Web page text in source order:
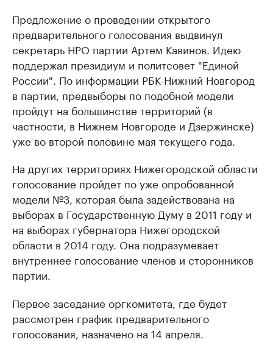
Предложение о проведении открытого
предварительного голосования выдвинул
секретарь НРО партии Артем Кавинов. Идею
поддержал президиум и политсовет "Единой
России". По информации РБК-Нижний Новгород
в партии, предвыборы по подобной модели
пройдут на большинстве территорий (в
частности, в Нижнем Новгороде и Дзержинске)
уже во второй половине мая текущего года.
На других территориях Нижегородской области
голосование пройдет по уже опробованной
модели №3, которая была задействована на
выборах в Государственную Думу в 2011 году и
на выборах губернатора Нижегородской
области в 2014 году. Она подразумевает
внутреннее голосование членов и сторонников
партии.
Первое заседание оргкомитета, где будет
рассмотрен график предварительного
голосования, назначено на 14 апреля.